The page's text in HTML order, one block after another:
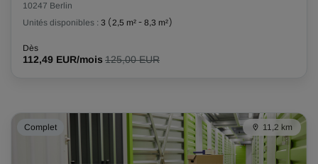
10247 Berlin
Unités disponibles : 3 (2,5 m² - 8,3 m²)
Dès
112,49 EUR/mois 125,00 EUR
Complet 11,2 km